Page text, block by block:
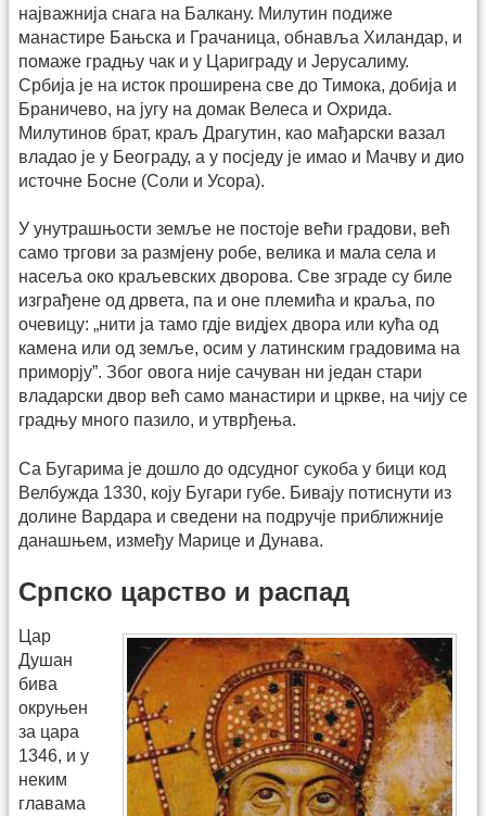
најважнија снага на Балкану. Милутин подиже
манастире Бањска и Грачаница, обнавља Хиландар, и
помаже градњу чак и у Цариграду и Јерусалиму.
Србија је на исток проширена све до Тимока, добија и
Браничево, на југу на домак Велеса и Охрида.
Милутинов брат, краљ Драгутин, као мађарски вазал
владао је у Београду, а у посједу је имао и Мачву и дио
источне Босне (Соли и Усора).
У унутрашњости земље не постоје већи градови, већ
само тргови за размјену робе, велика и мала села и
насеља око краљевских дворова. Све зграде су биле
изграђене од дрвета, па и оне племића и краља, по
очевицу: „нити ја тамо гдје видјех двора или кућа од
камена или од земље, осим у латинским градовима на
приморју”. Због овога није сачуван ни један стари
владарски двор већ само манастири и цркве, на чију се
градњу много пазило, и утврђења.
Са Бугарима је дошло до одсудног сукоба у бици код
Велбужда 1330, коју Бугари губе. Бивају потиснути из
долине Вардара и сведени на подручје приближније
данашњем, између Марице и Дунава.
Српско царство и распад
Цар
Душан
бива
окруњен
за цара
1346, и у
неким
главама